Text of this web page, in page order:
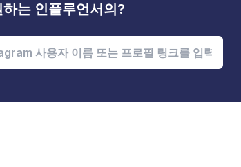
하는 인플루언서의?